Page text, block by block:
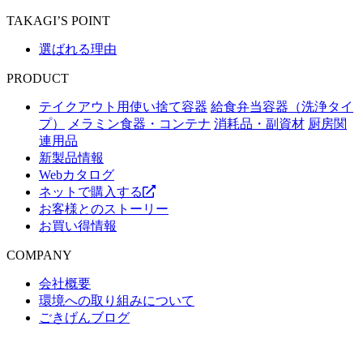
TAKAGI’S POINT
選ばれる理由
PRODUCT
テイクアウト用使い捨て容器 給食弁当容器（洗浄タイ
プ）
メラミン食器・コンテナ 消耗品・副資材 厨房関
連用品
新製品情報
Webカタログ
ネットで購入する
お客様とのストーリー
お買い得情報
COMPANY
会社概要
環境への取り組みについて
ごきげんブログ